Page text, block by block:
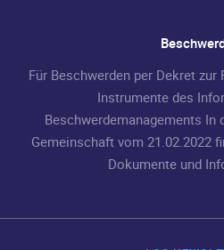
Für Beschwerden per Dekret
Instrumente des
Beschwerdemanagements In
Gemeinschaft vom 21.02.2022
Dokumente und